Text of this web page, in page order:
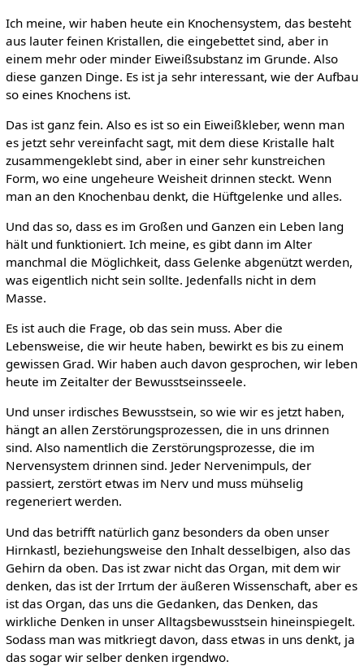
Ich meine, wir haben heute ein Knochensystem, das besteht
aus lauter feinen Kristallen, die eingebettet sind, aber in
einem mehr oder minder Eiweißsubstanz im Grunde. Also
diese ganzen Dinge. Es ist ja sehr interessant, wie der Aufbau
so eines Knochens ist.
Das ist ganz fein. Also es ist so ein Eiweißkleber, wenn man
es jetzt sehr vereinfacht sagt, mit dem diese Kristalle halt
zusammengeklebt sind, aber in einer sehr kunstreichen
Form, wo eine ungeheure Weisheit drinnen steckt. Wenn
man an den Knochenbau denkt, die Hüftgelenke und alles.
Und das so, dass es im Großen und Ganzen ein Leben lang
hält und funktioniert. Ich meine, es gibt dann im Alter
manchmal die Möglichkeit, dass Gelenke abgenützt werden,
was eigentlich nicht sein sollte. Jedenfalls nicht in dem
Masse.
Es ist auch die Frage, ob das sein muss. Aber die
Lebensweise, die wir heute haben, bewirkt es bis zu einem
gewissen Grad. Wir haben auch davon gesprochen, wir leben
heute im Zeitalter der Bewusstseinsseele.
Und unser irdisches Bewusstsein, so wie wir es jetzt haben,
hängt an allen Zerstörungsprozessen, die in uns drinnen
sind. Also namentlich die Zerstörungsprozesse, die im
Nervensystem drinnen sind. Jeder Nervenimpuls, der
passiert, zerstört etwas im Nerv und muss mühselig
regeneriert werden.
Und das betrifft natürlich ganz besonders da oben unser
Hirnkastl, beziehungsweise den Inhalt desselbigen, also das
Gehirn da oben. Das ist zwar nicht das Organ, mit dem wir
denken, das ist der Irrtum der äußeren Wissenschaft, aber es
ist das Organ, das uns die Gedanken, das Denken, das
wirkliche Denken in unser Alltagsbewusstsein hineinspiegelt.
Sodass man was mitkriegt davon, dass etwas in uns denkt, ja
das sogar wir selber denken irgendwo.